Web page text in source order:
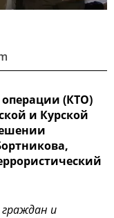
(КТО)
и Курской
граждан и